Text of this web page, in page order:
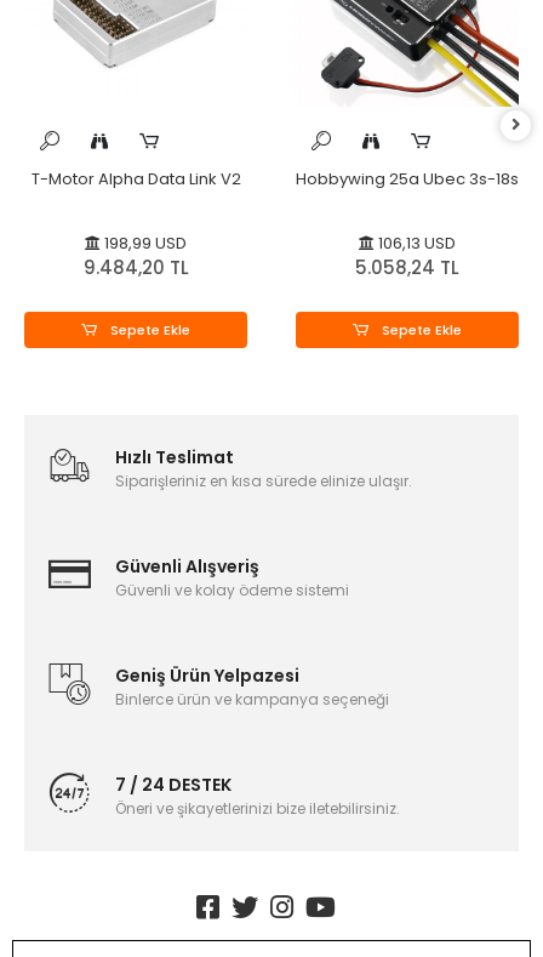
T-Motor Alpha Data Link V2
198,99 USD
9.484,20 TL
Sepete Ekle
Hobbywing 25a Ubec 3s-18s
106,13 USD
5.058,24 TL
Sepete Ekle
Hızlı Teslimat
Siparişleriniz en kısa sürede elinize ulaşır.
Güvenli Alışveriş
Güvenli ve kolay ödeme sistemi
Geniş Ürün Yelpazesi
Binlerce ürün ve kampanya seçeneği
7 / 24 DESTEK
Öneri ve şikayetlerinizi bize iletebilirsiniz.